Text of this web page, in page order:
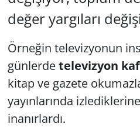
değer yargıları
Örneğin televizyonun
günlerdetelevizyon
kitap ve gazete
yayınlarında
inanırlardı.